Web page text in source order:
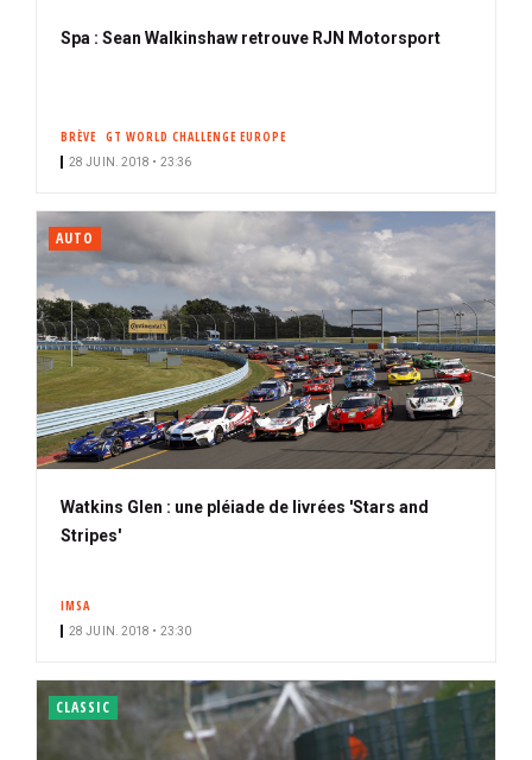
Spa : Sean Walkinshaw retrouve RJN Motorsport
BRÈVE GT WORLD CHALLENGE EUROPE
28 JUIN. 2018 • 23:36
AUTO
Watkins Glen : une pléiade de livrées 'Stars and
Stripes'
IMSA
28 JUIN. 2018 • 23:30
CLASSIC